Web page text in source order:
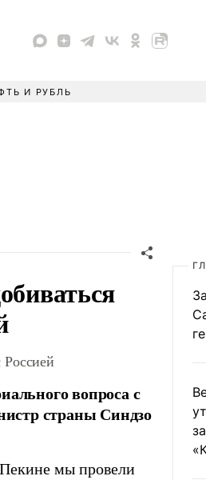
И РУБЛЬ
вопроса с
страны Синдзо
мы провели